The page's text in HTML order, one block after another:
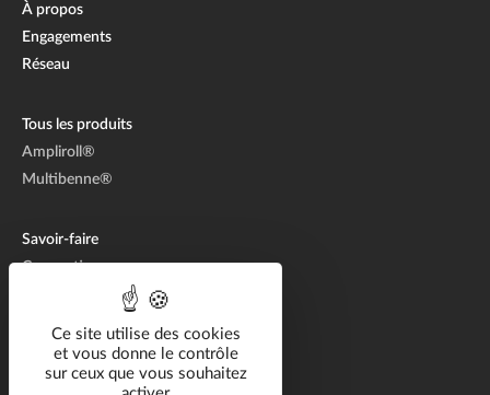
Ce site utilise des cookies
et vous donne le contrôle
sur ceux que vous souhaitez
À propos
Engagements
Réseau
Tous les produits
Ampliroll®
Multibenne®
Savoir-faire
Conception
Solutions métier